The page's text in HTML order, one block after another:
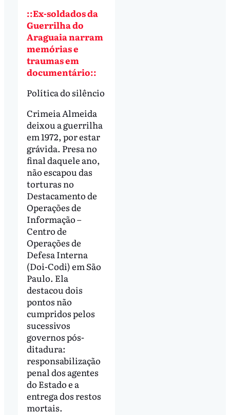
::Ex-soldados da
Guerrilha do
Araguaia narram
memórias e
traumas em
documentário::
Política do silêncio
Crimeia Almeida
deixou a guerrilha
em 1972, por estar
grávida. Presa no
final daquele ano,
não escapou das
torturas no
Destacamento de
Operações de
Informação –
Centro de
Operações de
Defesa Interna
(Doi-Codi) em São
Paulo. Ela
destacou dois
pontos não
cumpridos pelos
sucessivos
governos pós-
ditadura:
responsabilização
penal dos agentes
do Estado e a
entrega dos restos
mortais.